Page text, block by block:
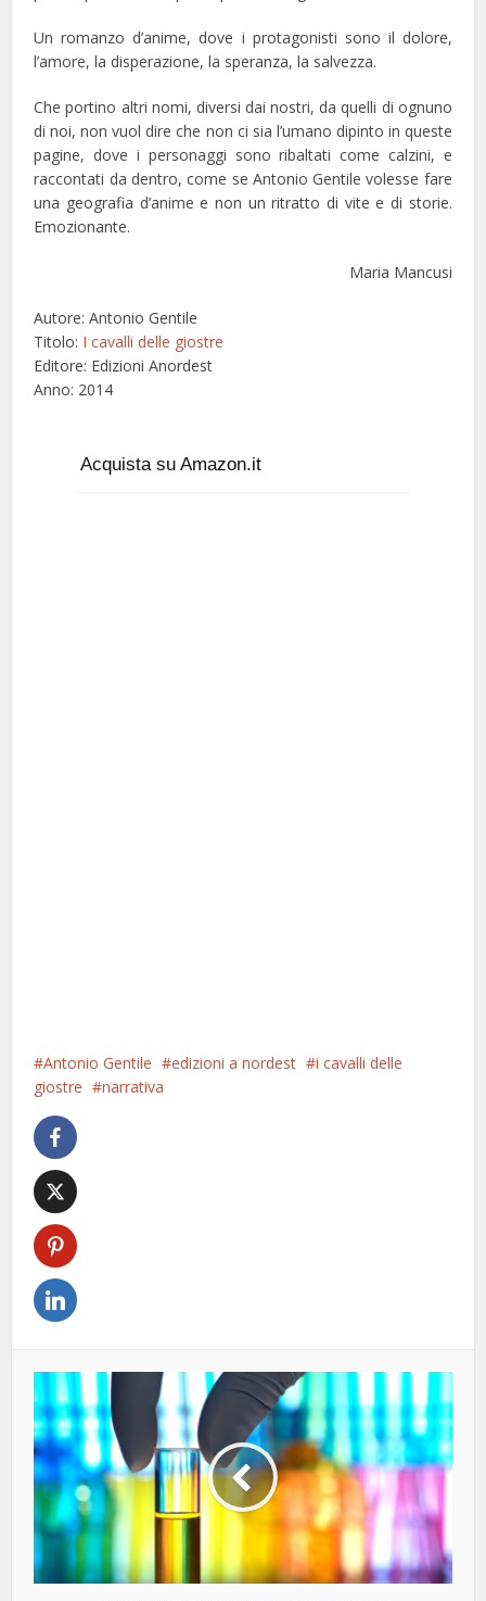
Un romanzo d’anime, dove i protagonisti sono il dolore,
l’amore, la disperazione, la speranza, la salvezza.
Che portino altri nomi, diversi dai nostri, da quelli di ognuno
di noi, non vuol dire che non ci sia l’umano dipinto in queste
pagine, dove i personaggi sono ribaltati come calzini, e
raccontati da dentro, come se Antonio Gentile volesse fare
una geografia d’anime e non un ritratto di vite e di storie.
Emozionante.
Maria Mancusi
Autore: Antonio Gentile
Titolo: I cavalli delle giostre
Editore: Edizioni Anordest
Anno: 2014
Acquista su Amazon.it
Antonio Gentile edizioni a nordest
i cavalli delle
giostre
narrativa